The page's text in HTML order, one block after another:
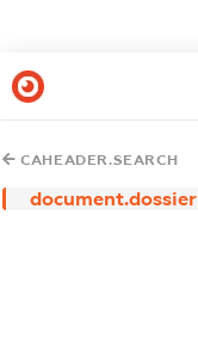
CAHEADER.SEARCH
document.dossier